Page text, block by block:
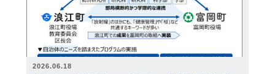
2026.06.18